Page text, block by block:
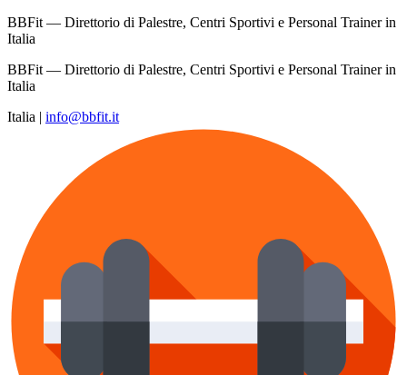
BBFit — Direttorio di Palestre, Centri Sportivi e Personal Trainer in
Italia
BBFit — Direttorio di Palestre, Centri Sportivi e Personal Trainer in
Italia
Italia | info@bbfit.it